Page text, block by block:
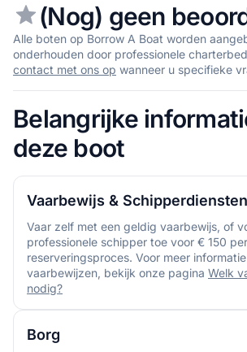
(Nog) geen
Alle boten op Borrow A Boat worden
onderhouden door professionele
contact met ons op wanneer u specifieke
Belangrijke
deze boot
Vaarbewijs & Schipperdiensten
Vaar zelf met een geldig vaarbewijs, of
professionele schipper toe voor € 150
reserveringsproces. Voor meer
vaarbewijzen, bekijk onze pagina Welk
nodig?
Borg